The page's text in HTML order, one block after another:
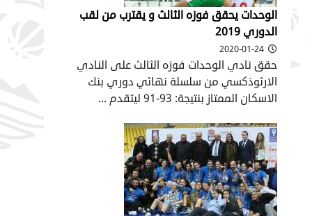
الوحدات يحقق فوزه الثالث و يقترب من لقب
الدوري 2019
حقق نادي الوحدات فوزه الثالث على النادي
الارثوذكسي من سلسلة نهائي دوري بنك
الاسكان الممتاز بنتيجة: 93-91 ليتقدم ...